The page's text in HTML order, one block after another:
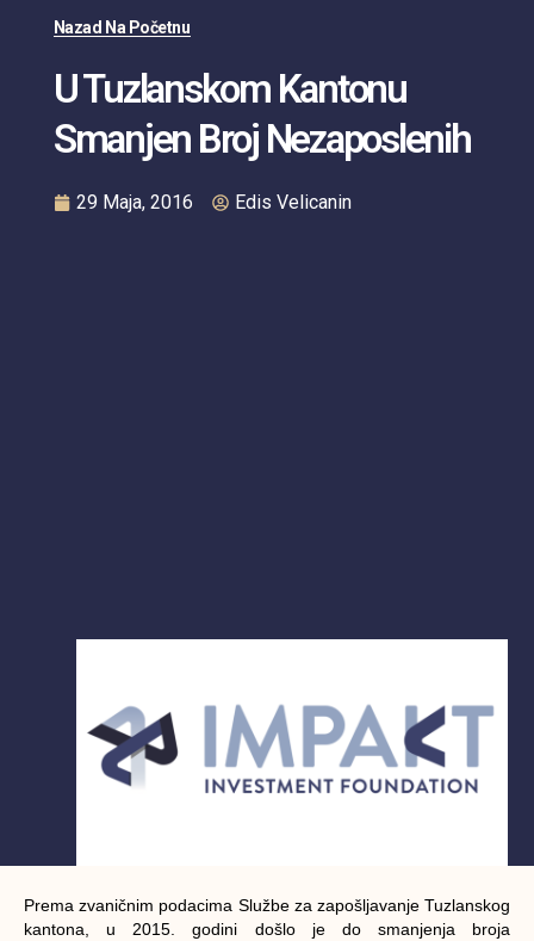
Nazad Na Početnu
U Tuzlanskom Kantonu
Smanjen Broj Nezaposlenih
29 Maja, 2016 Edis Velicanin
Prema zvaničnim podacima Službe za zapošljavanje Tuzlanskog
kantona, u 2015. godini došlo je do smanjenja broja